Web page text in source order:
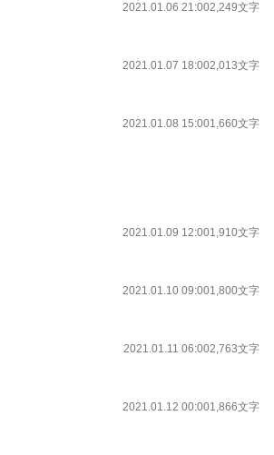
2021.01.06 21:002,249文字
2021.01.07 18:002,013文字
2021.01.08 15:001,660文字
2021.01.09 12:001,910文字
2021.01.10 09:001,800文字
2021.01.11 06:002,763文字
2021.01.12 00:001,866文字